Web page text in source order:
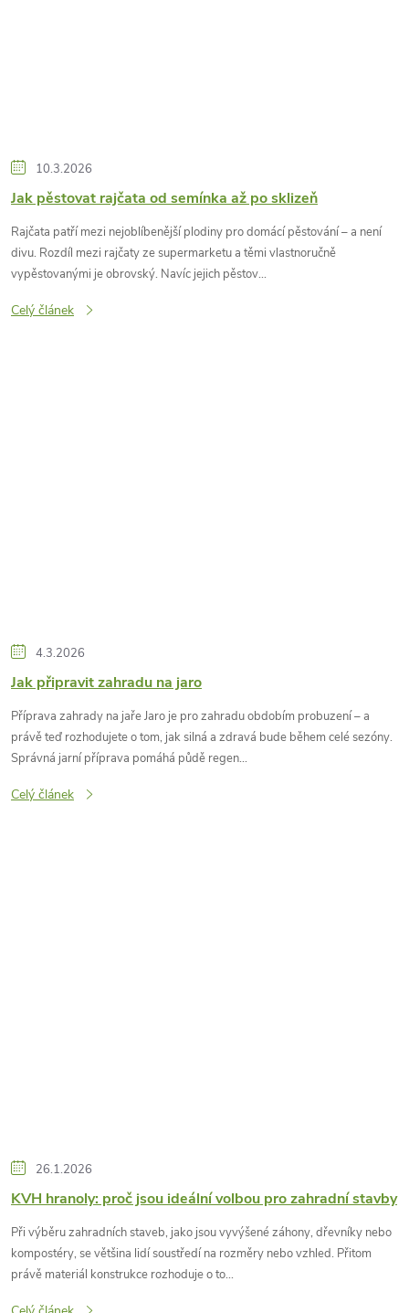
10.3.2026
Jak pěstovat rajčata od semínka až po sklizeň
Rajčata patří mezi nejoblíbenější plodiny pro domácí pěstování – a není
divu. Rozdíl mezi rajčaty ze supermarketu a těmi vlastnoručně
vypěstovanými je obrovský. Navíc jejich pěstov...
Celý článek
4.3.2026
Jak připravit zahradu na jaro
Příprava zahrady na jaře Jaro je pro zahradu obdobím probuzení – a
právě teď rozhodujete o tom, jak silná a zdravá bude během celé sezóny.
Správná jarní příprava pomáhá půdě regen...
Celý článek
26.1.2026
KVH hranoly: proč jsou ideální volbou pro zahradní stavby
Při výběru zahradních staveb, jako jsou vyvýšené záhony, dřevníky nebo
kompostéry, se většina lidí soustředí na rozměry nebo vzhled. Přitom
právě materiál konstrukce rozhoduje o to...